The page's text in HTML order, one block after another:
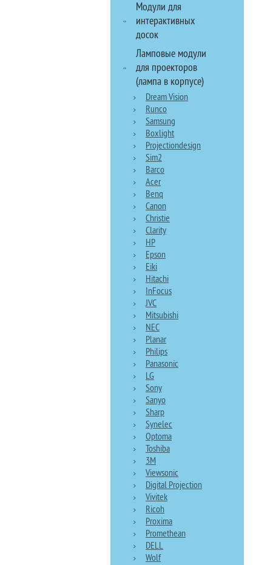
Модули для
интерактивных
досок
Ламповые модули
для проекторов
(лампа в корпусе)
Dream Vision
Runco
Samsung
Boxlight
Projectiondesign
Sim2
Barco
Acer
Benq
Canon
Christie
Clarity
HP
Epson
Eiki
Hitachi
InFocus
JVC
Mitsubishi
NEC
Planar
Philips
Panasonic
LG
Sony
Sanyo
Sharp
Synelec
Optoma
Toshiba
3M
Viewsonic
Digital Projection
Vivitek
Ricoh
Proxima
Promethean
DELL
Wolf